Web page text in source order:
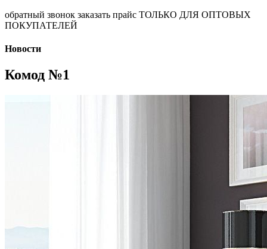
обратный звонок заказать прайс ТОЛЬКО ДЛЯ ОПТОВЫХ
ПОКУПАТЕЛЕЙ
Новости
Комод №1